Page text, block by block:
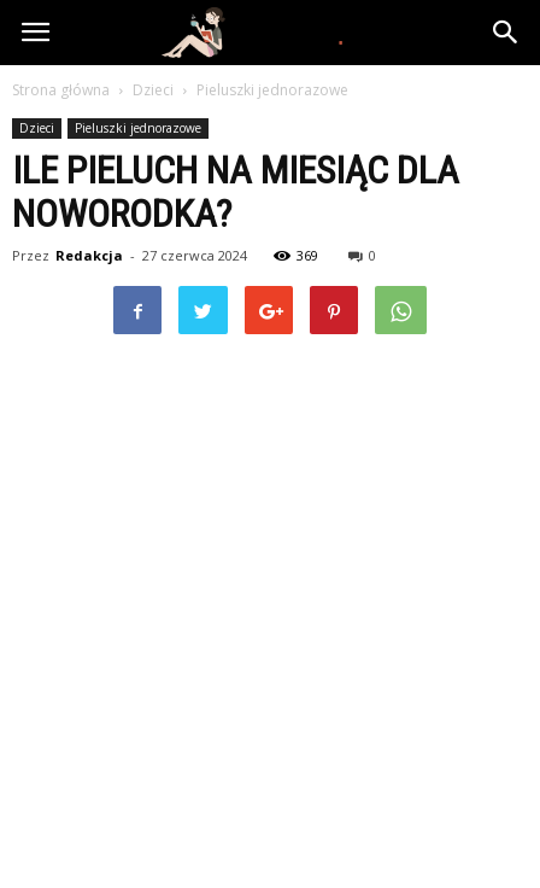
www.yooki.pl
Strona główna Dzieci Pieluszki jednorazowe
Dzieci Pieluszki jednorazowe
ILE PIELUCH NA MIESIĄC DLA
NOWORODKA?
Przez Redakcja - 27 czerwca 2024 369 0